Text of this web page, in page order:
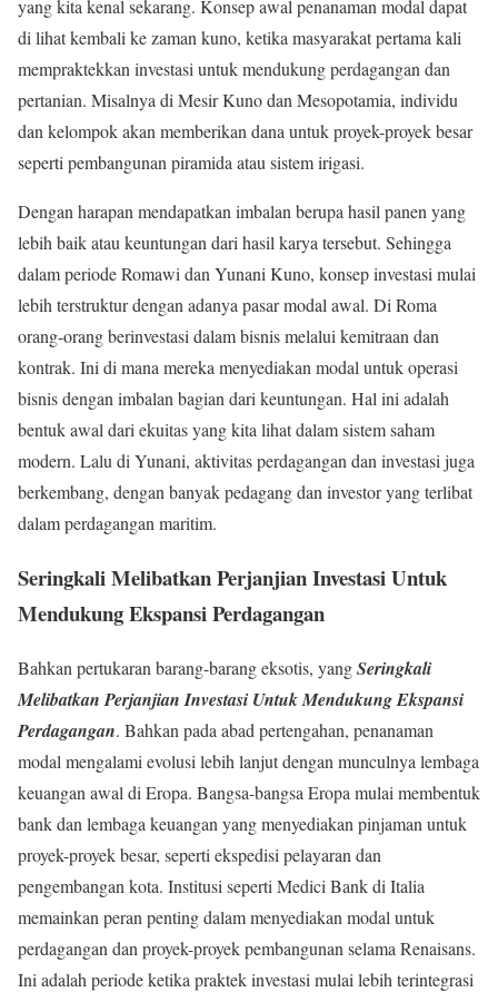
yang kita kenal sekarang. Konsep awal penanaman modal dapat
di lihat kembali ke zaman kuno, ketika masyarakat pertama kali
mempraktekkan investasi untuk mendukung perdagangan dan
pertanian. Misalnya di Mesir Kuno dan Mesopotamia, individu
dan kelompok akan memberikan dana untuk proyek-proyek besar
seperti pembangunan piramida atau sistem irigasi.
Dengan harapan mendapatkan imbalan berupa hasil panen yang
lebih baik atau keuntungan dari hasil karya tersebut. Sehingga
dalam periode Romawi dan Yunani Kuno, konsep investasi mulai
lebih terstruktur dengan adanya pasar modal awal. Di Roma
orang-orang berinvestasi dalam bisnis melalui kemitraan dan
kontrak. Ini di mana mereka menyediakan modal untuk operasi
bisnis dengan imbalan bagian dari keuntungan. Hal ini adalah
bentuk awal dari ekuitas yang kita lihat dalam sistem saham
modern. Lalu di Yunani, aktivitas perdagangan dan investasi juga
berkembang, dengan banyak pedagang dan investor yang terlibat
dalam perdagangan maritim.
Seringkali Melibatkan Perjanjian Investasi Untuk
Mendukung Ekspansi Perdagangan
Bahkan pertukaran barang-barang eksotis, yangSeringkali
Melibatkan Perjanjian Investasi Untuk Mendukung Ekspansi
Perdagangan. Bahkan pada abad pertengahan, penanaman
modal mengalami evolusi lebih lanjut dengan munculnya lembaga
keuangan awal di Eropa. Bangsa-bangsa Eropa mulai membentuk
bank dan lembaga keuangan yang menyediakan pinjaman untuk
proyek-proyek besar, seperti ekspedisi pelayaran dan
pengembangan kota. Institusi seperti Medici Bank di Italia
memainkan peran penting dalam menyediakan modal untuk
perdagangan dan proyek-proyek pembangunan selama Renaisans.
Ini adalah periode ketika praktek investasi mulai lebih terintegrasi